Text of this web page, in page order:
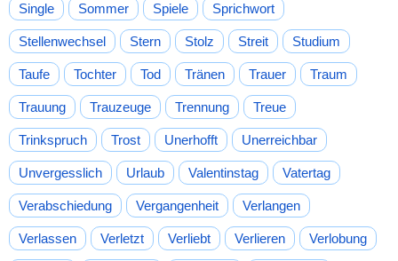
Single Sommer Spiele Sprichwort
Stellenwechsel Stern Stolz Streit Studium
Taufe Tochter Tod Tränen Trauer Traum
Trauung Trauzeuge Trennung Treue
Trinkspruch Trost Unerhofft Unerreichbar
Unvergesslich Urlaub Valentinstag Vatertag
Verabschiedung Vergangenheit Verlangen
Verlassen Verletzt Verliebt Verlieren Verlobung